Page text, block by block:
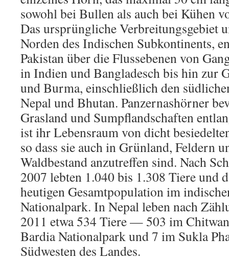
sowohl bei Bullen als auch bei Kühen
Das ursprüngliche Verbreitungsgebiet
Norden des Indischen Subkontinents,
Pakistan über die Flussebenen von
in Indien und Bangladesch bis hin zur
und Burma, einschließlich den
Nepal und Bhutan. Panzernashörner
Grasland und Sumpflandschaften
ist ihr Lebensraum von dicht
so dass sie auch in Grünland, Feldern
Waldbestand anzutreffen sind. Nach
2007 lebten 1.040 bis 1.308 Tiere und
heutigen Gesamtpopulation im
Nationalpark. In Nepal leben nach
2011 etwa 534 Tiere — 503 im
Bardia Nationalpark und 7 im Sukla
Südwesten des Landes.